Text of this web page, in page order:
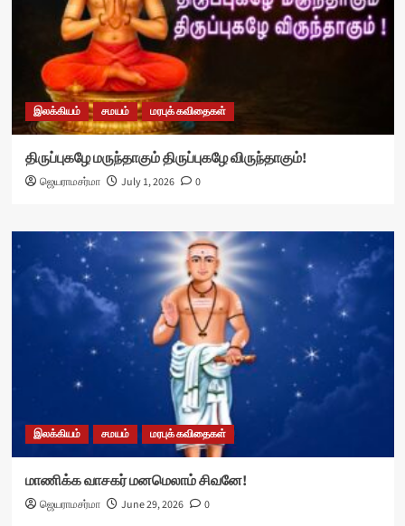
இலக்கியம் சமயம் மரபுக் கவிதைகள்
திருப்புகழே மருந்தாகும் திருப்புகழே விருந்தாகும்!
ஜெயராமசர்மா July 1, 2026 0
இலக்கியம் சமயம் மரபுக் கவிதைகள்
மாணிக்க வாசகர் மனமெலாம் சிவனே!
ஜெயராமசர்மா June 29, 2026 0